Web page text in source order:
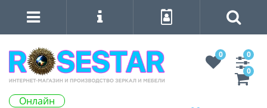
Онлайн
0
0
0